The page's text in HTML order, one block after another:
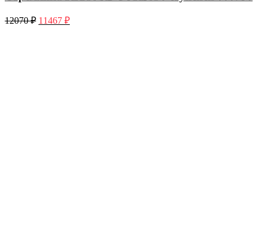
12070₽ 11467 ₽